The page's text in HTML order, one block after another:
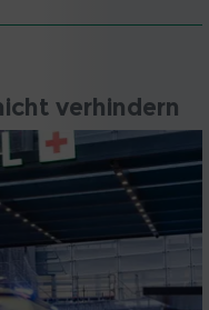
verhindern